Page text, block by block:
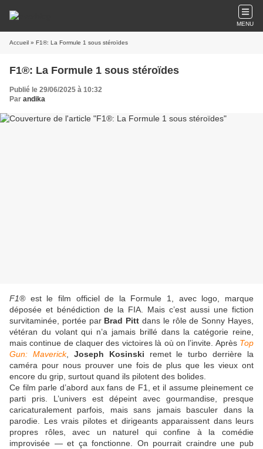
MENU
Accueil » F1®: La Formule 1 sous stéroïdes
F1®: La Formule 1 sous stéroïdes
Publié le 29/06/2025 à 10:32
Par andika
F1®est le film officiel de la Formule 1, avec logo, marque
déposée et bénédiction de la FIA. Mais c’est aussi une fiction
survitaminée, portée par Brad Pittdans le rôle de Sonny Hayes,
vétéran du volant qui n’a jamais brillé dans la catégorie reine,
mais continue de claquer des victoires là où on l’invite. Après Top
Gun: Maverick, Joseph Kosinski remet le turbo derrière la
caméra pour nous prouver une fois de plus que les vieux ont
encore du grip, surtout quand ils pilotent des bolides.
Ce film parle d’abord aux fans de F1, et il assume pleinement ce
parti pris. L’univers est dépeint avec gourmandise, presque
caricaturalement parfois, mais sans jamais basculer dans la
parodie. Les vrais pilotes et dirigeants apparaissent dans leurs
propres rôles, avec un naturel qui confine à la comédie
improvisée — et ça fonctionne. On pourrait craindre une pub